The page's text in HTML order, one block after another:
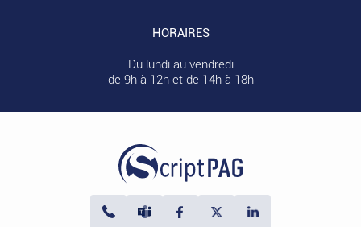
HORAIRES
Du lundi au vendredi
de 9h à 12h et de 14h à 18h